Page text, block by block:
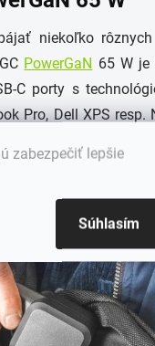
zabezpečiť lepšie
Súhlasím
niekoľko
PowerGaN 65 W je
C porty s
Pro, Dell XPS
iného
Apple 2.4A,